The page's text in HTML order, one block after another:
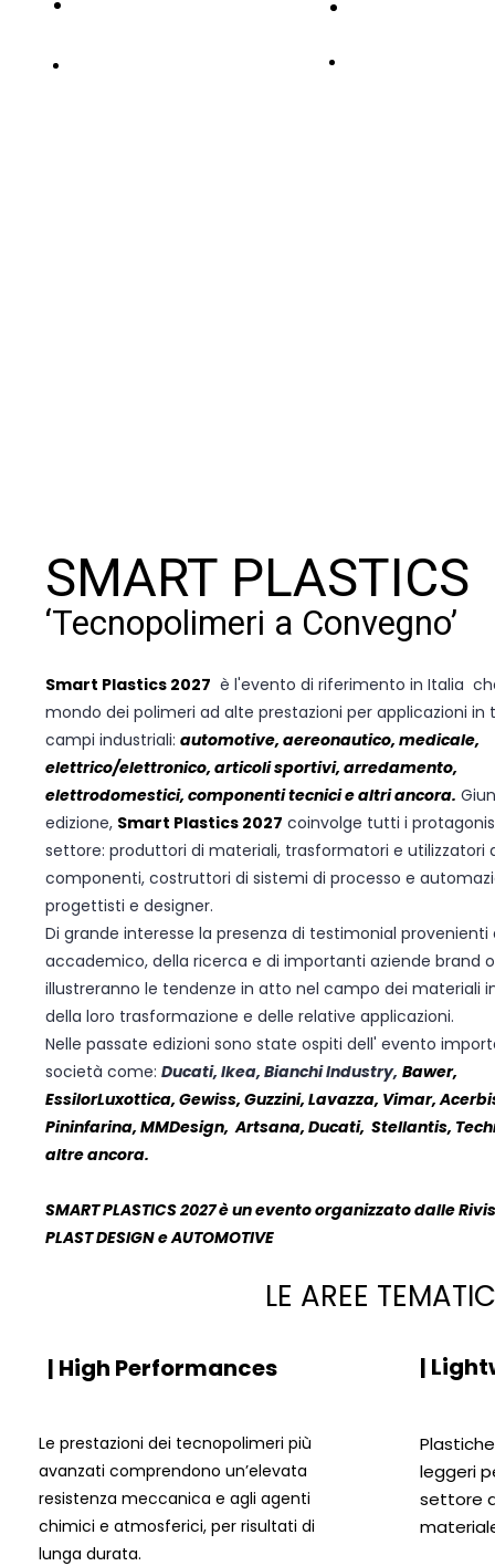
SMART PLASTICS
‘Tecnopolimeri a Convegno’
Smart Plastics 2027 è l'evento di riferimento in Italia
mondo dei polimeri ad alte prestazioni per applicazioni in
campi industriali: automotive, aereonautico, medicale,
elettrico/elettronico, articoli sportivi, arredamento,
elettrodomestici, componenti tecnici e altri ancora.
edizione, Smart Plastics 2027 coinvolge tutti i
settore: produttori di materiali, trasformatori e utilizzatori
componenti, costruttori di sistemi di processo e
progettisti e designer.
Di grande interesse la presenza di testimonial
accademico, della ricerca e di importanti aziende brand
illustreranno le tendenze in atto nel campo dei materiali
della loro trasformazione e delle relative applicazioni.
Nelle passate edizioni sono state ospiti dell' evento
società come: Ducati, Ikea, Bianchi Industry, Bawer,
EssilorLuxottica, Gewiss, Guzzini, Lavazza, Vimar,
Pininfarina, MMDesign, Artsana, Ducati, Stellantis,
altre ancora.
SMART PLASTICS 2027 è un evento organizzato dalle
PLAST DESIGN e AUTOMOTIVE
LE AREE
|
| High Performances
Le prestazioni dei tecnopolimeri più
avanzati comprendono un’elevata
resistenza meccanica e agli agenti
chimici e atmosferici, per risultati di
lunga durata.
leggeri
settore